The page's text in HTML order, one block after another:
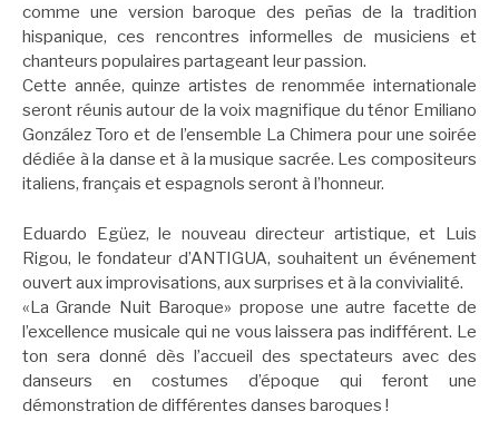
comme une version baroque des peñas de la tradition
hispanique, ces rencontres informelles de musiciens et
chanteurs populaires partageant leur passion.
Cette année, quinze artistes de renommée internationale
seront réunis autour de la voix magnifique du ténor Emiliano
González Toro et de l’ensemble La Chimera pour une soirée
dédiée à la danse et à la musique sacrée. Les compositeurs
italiens, français et espagnols seront à l’honneur.
Eduardo Egüez, le nouveau directeur artistique, et Luis
Rigou, le fondateur d’ANTIGUA, souhaitent un événement
ouvert aux improvisations, aux surprises et à la convivialité.
«La Grande Nuit Baroque» propose une autre facette de
l’excellence musicale qui ne vous laissera pas indifférent. Le
ton sera donné dès l’accueil des spectateurs avec des
danseurs en costumes d’époque qui feront une
démonstration de différentes danses baroques !